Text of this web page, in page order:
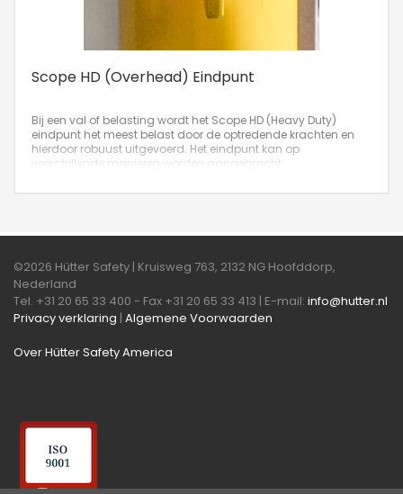
Scope HD (Overhead) Eindpunt
Bij een val of belasting wordt het Scope HD (Heavy Duty)
eindpunt het meest belast door de optredende krachten en
hierdoor robuust uitgevoerd. Het eindpunt kan op
verschillende manieren worden aangebracht.
©2026 Hütter Safety | Kruisweg 763, 2132 NG Hoofddorp,
Nederland
Tel. +31 20 65 33 400 - Fax +31 20 65 33 413 | E-mail: info@hutter.nl
Privacy verklaring | Algemene Voorwaarden
Over Hütter Safety America